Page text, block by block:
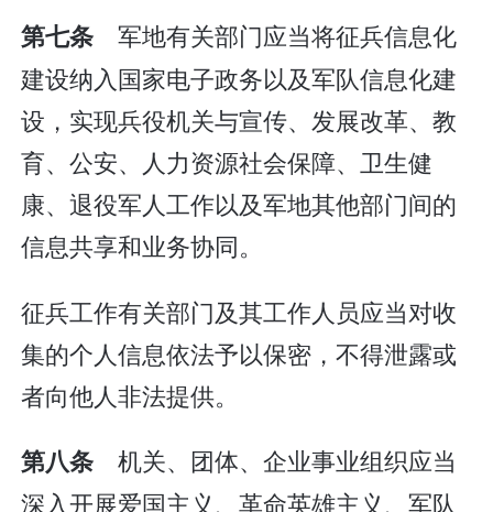
第七条 军地有关部门应当将征兵信息化
建设纳入国家电子政务以及军队信息化建
设，实现兵役机关与宣传、发展改革、教
育、公安、人力资源社会保障、卫生健
康、退役军人工作以及军地其他部门间的
信息共享和业务协同。
征兵工作有关部门及其工作人员应当对收
集的个人信息依法予以保密，不得泄露或
者向他人非法提供。
第八条 机关、团体、企业事业组织应当
深入开展爱国主义、革命英雄主义、军队